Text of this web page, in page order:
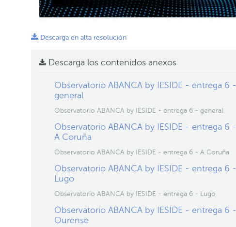
Descarga en alta resolución
Descarga los contenidos anexos
Observatorio ABANCA by IESIDE - entrega 6 -
general
Observatorio ABANCA by IESIDE - entrega 6 - general
Observatorio ABANCA by IESIDE - entrega 6 -
A Coruña
Observatorio ABANCA by IESIDE - entrega 6 - A Coruña
Observatorio ABANCA by IESIDE - entrega 6 -
Lugo
Observatorio ABANCA by IESIDE - entrega 6 - Lugo
Observatorio ABANCA by IESIDE - entrega 6 -
Ourense